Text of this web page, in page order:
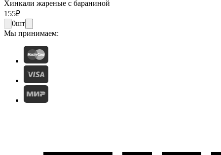
Хинкали жареные с бараниной
155₽
0шт
Мы принимаем: